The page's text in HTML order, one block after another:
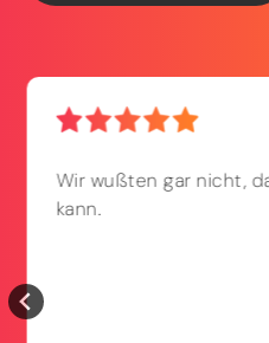
Wir wußten gar nicht,
kann.